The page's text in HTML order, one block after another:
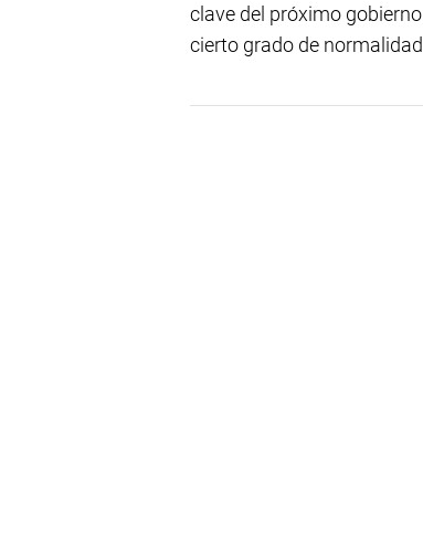
clave del próximo
cierto grado de